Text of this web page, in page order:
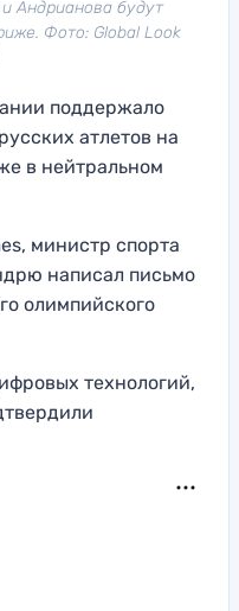
Андрианова будут
Фото: Global Look
поддержало
атлетов на
в нейтральном
министр спорта
написал письмо
олимпийского
технологий,